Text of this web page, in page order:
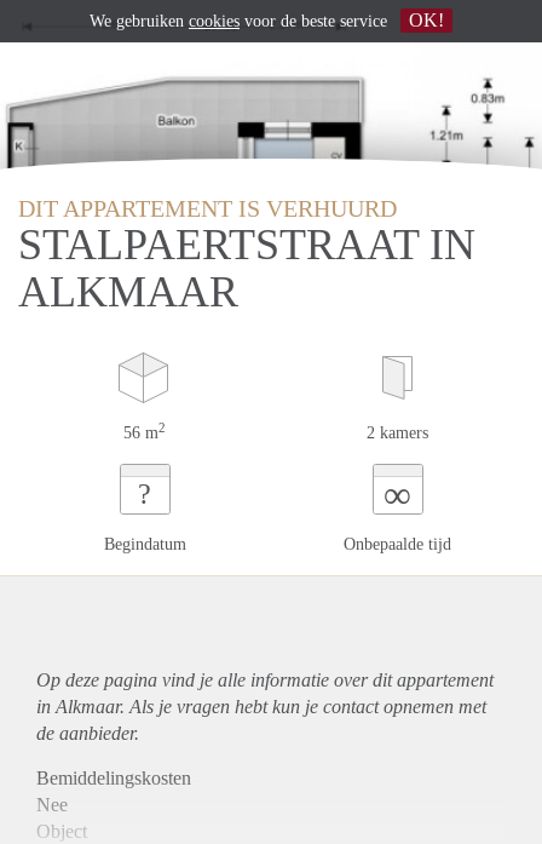
DIT APPARTEMENT IS VERHUURD
STALPAERTSTRAAT IN
ALKMAAR
56 m2 2 kamers
?
Begindatum
∞
Onbepaalde tijd
Op deze pagina vind je alle informatie over ditappartement
in Alkmaar. Als je vragen hebt kun je contact opnemen met
de aanbieder.
Bemiddelingskosten
Nee
Object
We gebruiken cookies voor de beste service OK!